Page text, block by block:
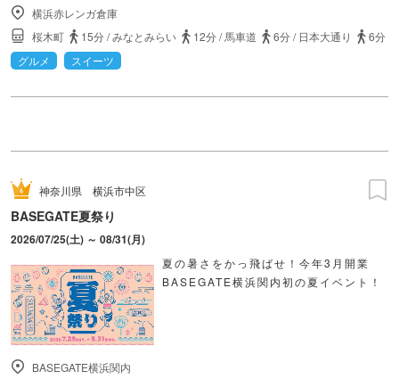
横浜赤レンガ倉庫
桜木町
15分/みなとみらい 12分/馬車道 6分/ 日本大通り
6分
グルメ
スイーツ
神奈川県 横浜市中区
BASEGATE夏祭り
2026/07/25(土) ～ 08/31(月)
夏の暑さをかっ飛ばせ！今年3月開業
BASEGATE横浜関内初の夏イベント！
BASEGATE横浜関内